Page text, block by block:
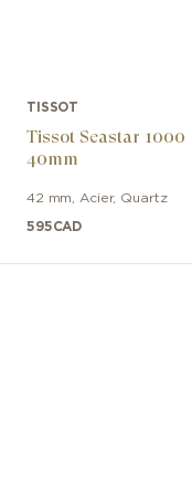
TISSOT
Tissot Seastar 1000
40mm
42 mm Acier, Quartz
595CAD